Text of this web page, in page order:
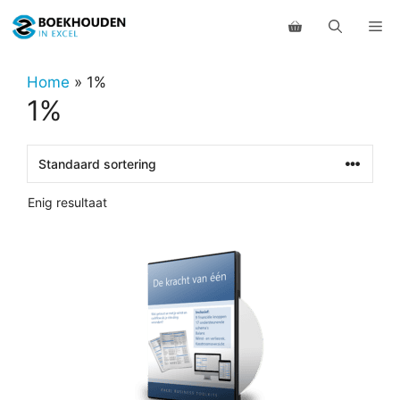
naar
inhoudHome » 1%
1%
Enig resultaat